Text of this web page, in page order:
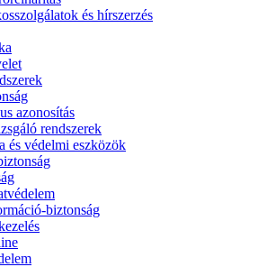
és hírszerzés
azonosítás
rendszerek
és védelmi eszközök
biztonság